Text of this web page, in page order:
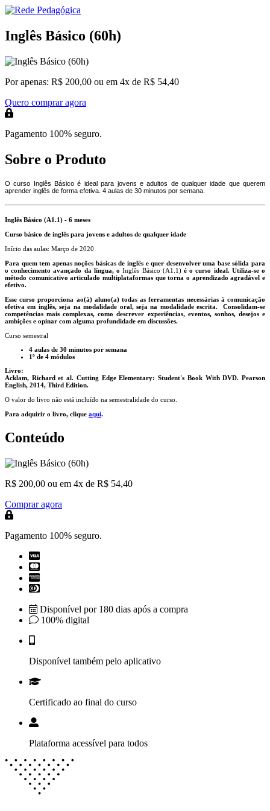
Inglês Básico (60h)
Por apenas: R$ 200,00 ou em 4x de R$ 54,40
Quero comprar agora
Pagamento 100% seguro.
Sobre o Produto
O curso Inglês Básico é ideal para jovens e adultos de qualquer idade que querem
aprender inglês de forma efetiva. 4 aulas de 30 minutos por semana.
Inglês Básico (A1.1) - 6 meses
Curso básico de inglês para jovens e adultos de qualquer idade
Início das aulas: Março de 2020
Para quem tem apenas noções básicas de inglês e quer desenvolver uma base sólida para
o conhecimento avançado da língua, o Inglês Básico (A1.1)é o curso ideal. Utiliza-se o
método comunicativo articulado multiplataformas que torna o aprendizado agradável e
efetivo.
Esse curso proporciona ao(à) aluno(a) todas as ferramentas necessárias à comunicação
efetiva em inglês, seja na modalidade oral, seja na modalidade escrita. Consolidam-se
competências mais complexas, como descrever experiências, eventos, sonhos, desejos e
ambições e opinar com alguma profundidade em discussões.
Curso semestral
4 aulas de 30 minutos por semana
1º de 4 módulos
Livro:
Acklam, Richard et al. Cutting Edge Elementary: Student's Book With DVD. Pearson
English, 2014, Third Edition.
O valor do livro não está incluído na semestralidade do curso.
Para adquirir o livro, clique aqui.
Conteúdo
R$ 200,00 ou em 4x de R$ 54,40
Comprar agora
Pagamento 100% seguro.
Disponível por 180 dias após a compra
100% digital
Disponível também pelo aplicativo
Certificado ao final do curso
Plataforma acessível para todos